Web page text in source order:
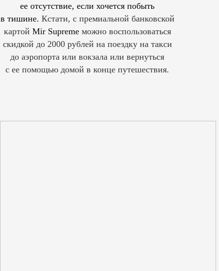
ее отсутствие, если хочется побыть
в тишине. Кстати, с премиальной банковской
картой Mir Supreme можно воспользоваться
скидкой до 2000 рублей на поездку на такси
до аэропорта или вокзала или вернуться
с ее помощью домой в конце путешествия.